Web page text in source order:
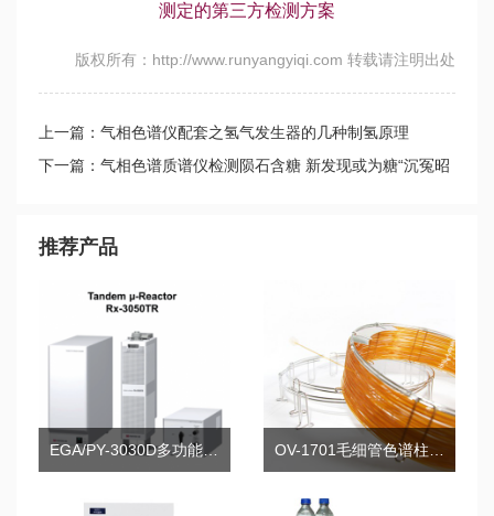
测定的第三方检测方案
版权所有：http://www.runyangyiqi.com 转载请注明出处
上一篇：气相色谱仪配套之氢气发生器的几种制氢原理
下一篇：气相色谱质谱仪检测陨石含糖 新发现或为糖“沉冤昭
推荐产品
EGA/PY-3030D多功能热脱附/热裂解器